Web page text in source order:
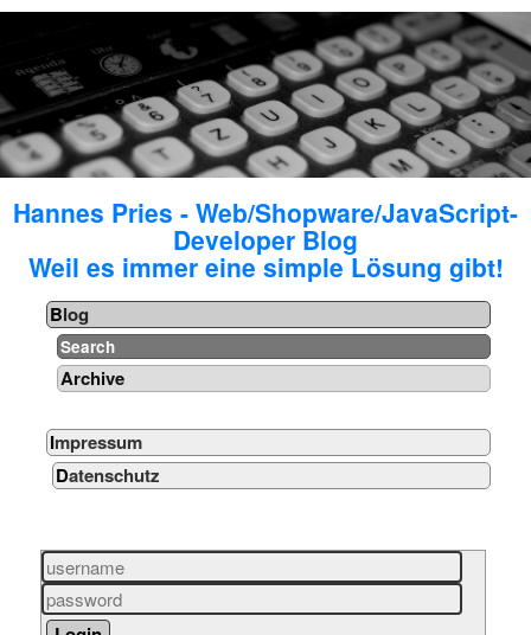
Hannes Pries - Web/Shopware/JavaScript-
Developer Blog
Weil es immer eine simple Lösung gibt!
Blog
Search
Archive
Impressum
Datenschutz